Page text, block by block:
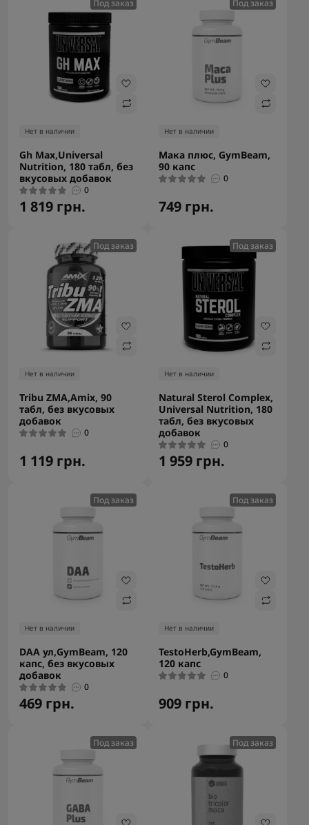
Под заказ
Нет в наличии
Gh Max,Universal
Nutrition, 180 табл, без
вкусовых добавок
0
1 819 грн.
Под заказ
Нет в наличии
Мака плюс, GymBeam,
90 капс
0
749 грн.
Под заказ
Нет в наличии
Tribu ZMA,Amix, 90
табл, без вкусовых
добавок
0
1 119 грн.
Под заказ
Нет в наличии
Natural Sterol Complex,
Universal Nutrition, 180
табл, без вкусовых
добавок
0
1 959 грн.
Под заказ
Нет в наличии
DAA ул,GymBeam, 120
капс, без вкусовых
добавок
0
469 грн.
Под заказ
Нет в наличии
TestoHerb,GymBeam,
120 капс
0
909 грн.
Под заказ Под заказ